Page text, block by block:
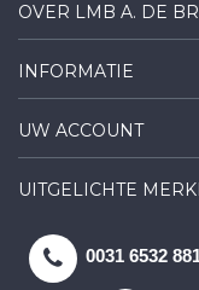
OVER LMB A. DE
INFORMATIE
UW ACCOUNT
UITGELICHTE
0031 6532